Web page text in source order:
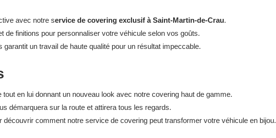
avec notre service de covering exclusif à Saint-Martin-de-Crau.
de finitions pour personnaliser votre véhicule selon vos goûts.
un travail de haute qualité pour un résultat impeccable.
tout en lui donnant un nouveau look avec notre covering haut de gamme.
démarquera sur la route et attirera tous les regards.
découvrir comment notre service de covering peut transformer votre véhicule en bijou.